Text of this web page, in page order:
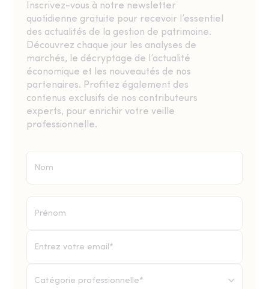
Inscrivez-vous à notre newsletter
quotidienne gratuite pour recevoir l’essentiel
des actualités de la gestion de patrimoine.
Découvrez chaque jour les analyses de
marchés, le décryptage de l’actualité
économique et les nouveautés de nos
partenaires. Profitez également des
contenus exclusifs de nos contributeurs
experts, pour enrichir votre veille
professionnelle.
Catégorie professionnelle*